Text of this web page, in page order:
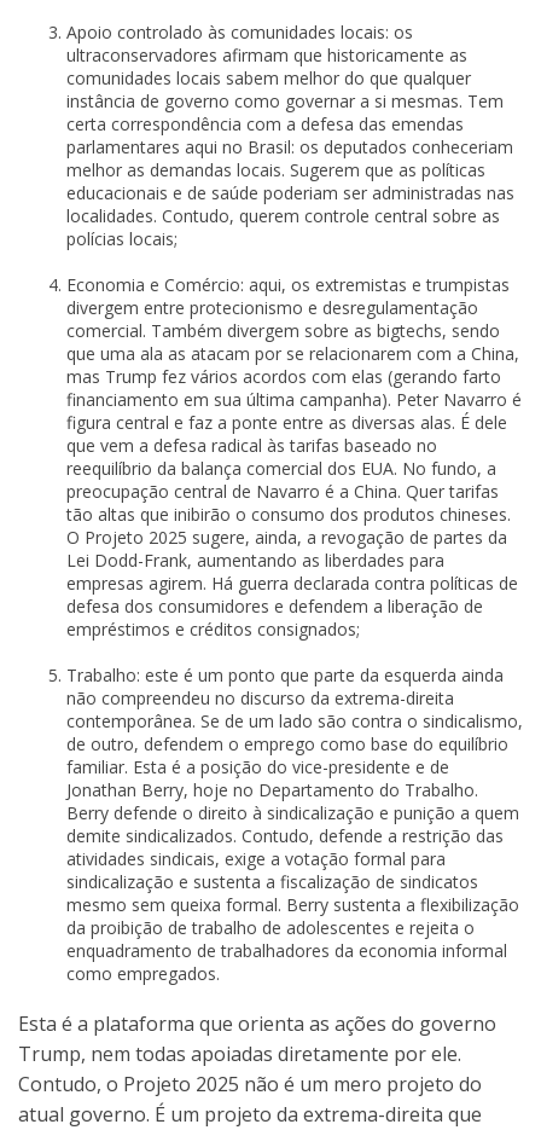
Apoio controlado às comunidades locais: os
ultraconservadores afirmam que historicamente as
comunidades locais sabem melhor do que qualquer
instância de governo como governar a si mesmas. Tem
certa correspondência com a defesa das emendas
parlamentares aqui no Brasil: os deputados conheceriam
melhor as demandas locais. Sugerem que as políticas
educacionais e de saúde poderiam ser administradas nas
localidades. Contudo, querem controle central sobre as
polícias locais;
Economia e Comércio: aqui, os extremistas e trumpistas
divergem entre protecionismo e desregulamentação
comercial. Também divergem sobre as bigtechs, sendo
que uma ala as atacam por se relacionarem com a China,
mas Trump fez vários acordos com elas (gerando farto
financiamento em sua última campanha). Peter Navarro é
figura central e faz a ponte entre as diversas alas. É dele
que vem a defesa radical às tarifas baseado no
reequilíbrio da balança comercial dos EUA. No fundo, a
preocupação central de Navarro é a China. Quer tarifas
tão altas que inibirão o consumo dos produtos chineses.
O Projeto 2025 sugere, ainda, a revogação de partes da
Lei Dodd-Frank, aumentando as liberdades para
empresas agirem. Há guerra declarada contra políticas de
defesa dos consumidores e defendem a liberação de
empréstimos e créditos consignados;
Trabalho: este é um ponto que parte da esquerda ainda
não compreendeu no discurso da extrema-direita
contemporânea. Se de um lado são contra o sindicalismo,
de outro, defendem o emprego como base do equilíbrio
familiar. Esta é a posição do vice-presidente e de
Jonathan Berry, hoje no Departamento do Trabalho.
Berry defende o direito à sindicalização e punição a quem
demite sindicalizados. Contudo, defende a restrição das
atividades sindicais, exige a votação formal para
sindicalização e sustenta a fiscalização de sindicatos
mesmo sem queixa formal. Berry sustenta a flexibilização
da proibição de trabalho de adolescentes e rejeita o
enquadramento de trabalhadores da economia informal
como empregados.
Esta é a plataforma que orienta as ações do governo
Trump, nem todas apoiadas diretamente por ele.
Contudo, o Projeto 2025 não é um mero projeto do
atual governo. É um projeto da extrema-direita que